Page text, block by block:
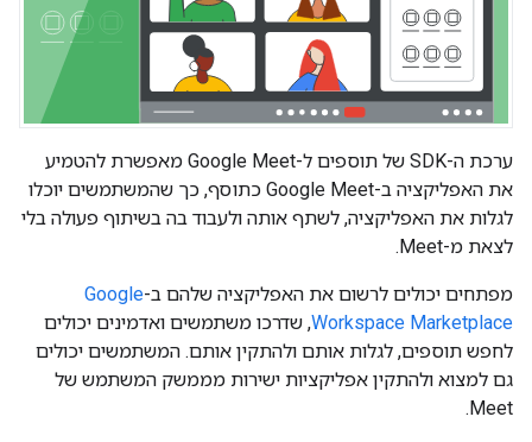
ערכת ה-SDK של תוספים ל-Google Meet מאפשרת להטמיע
את האפליקציה ב-Google Meet כתוסף, כך שהמשתמשים יוכלו
לגלות את האפליקציה, לשתף אותה ולעבוד בה בשיתוף פעולה בלי
לצאת מ-Meet.
מפתחים יכולים לרשום את האפליקציה שלהם ב-Google
Workspace Marketplace, שדרכו משתמשים ואדמינים יכולים
לחפש תוספים, לגלות אותם ולהתקין אותם. המשתמשים יכולים
גם למצוא ולהתקין אפליקציות ישירות מממשק המשתמש של
Meet.